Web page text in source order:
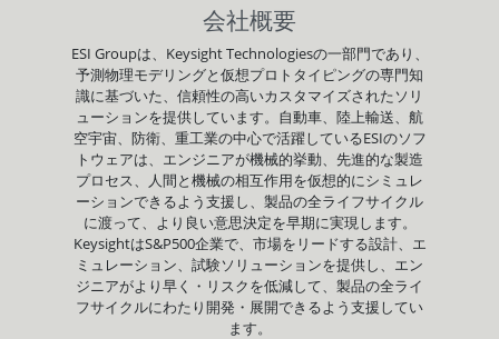
会社概要
ESI Groupは、Keysight Technologiesの一部門であり、
予測物理モデリングと仮想プロトタイピングの専門知
識に基づいた、信頼性の高いカスタマイズされたソリ
ューションを提供しています。自動車、陸上輸送、航
空宇宙、防衛、重工業の中心で活躍しているESIのソフ
トウェアは、エンジニアが機械的挙動、先進的な製造
プロセス、人間と機械の相互作用を仮想的にシミュレ
ーションできるよう支援し、製品の全ライフサイクル
に渡って、より良い意思決定を早期に実現します。
KeysightはS&P500企業で、市場をリードする設計、エ
ミュレーション、試験ソリューションを提供し、エン
ジニアがより早く・リスクを低減して、製品の全ライ
フサイクルにわたり開発・展開できるよう支援してい
ます。